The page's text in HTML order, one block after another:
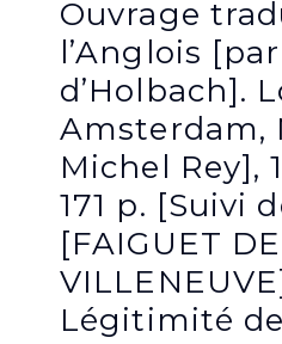
Ouvrage
l’Anglois
d’Holbach].
Amsterdam,
Michel Rey],
171 p. [Suivi
[FAIGUET DE
Légitimité de